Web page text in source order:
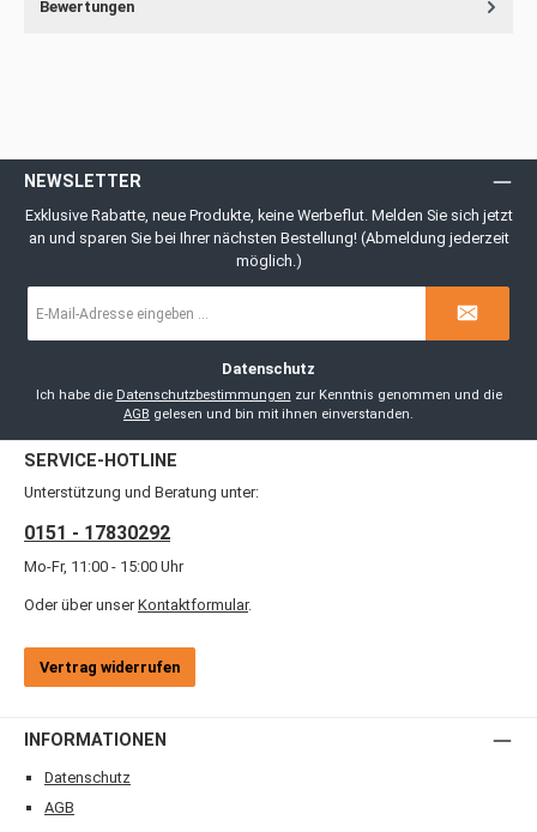
Bewertungen
NEWSLETTER
Exklusive Rabatte, neue Produkte, keine Werbeflut. Melden Sie sich jetzt
an und sparen Sie bei Ihrer nächsten Bestellung! (Abmeldung jederzeit
möglich.)
Mail-
Datenschutz
Ich habe die Datenschutzbestimmungen
zur Kenntnis genommen und die
AGB gelesen und bin mit ihnen einverstanden.
SERVICE-HOTLINE
Unterstützung und Beratung unter:
0151 - 17830292
Mo-Fr, 11:00 - 15:00 Uhr
Oder über unser Kontaktformular.
Vertrag widerrufen
INFORMATIONEN
Datenschutz
AGB